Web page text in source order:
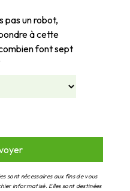
pas un robot,
à cette
font sept
sont nécessaires aux fins de vous
informatisé. Elles sont destinées